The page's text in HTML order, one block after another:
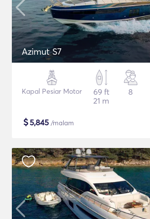
Azimut S7
Kapal Pesiar Motor
69 ft
21 m
8
$5,845 /malam